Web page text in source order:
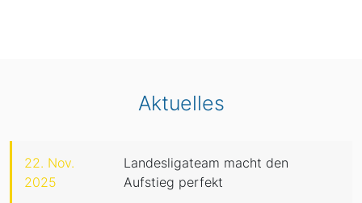
Aktuelles
22. Nov.
2025
Landesligateam macht den
Aufstieg perfekt